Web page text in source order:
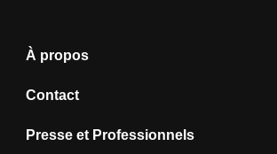
À propos
Contact
Presse et Professionnels